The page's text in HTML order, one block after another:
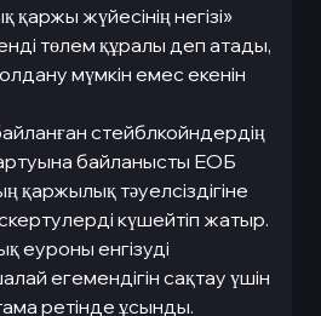
жүйесінің негізі»
төлем құралы деп атады,
мүмкін емес екенін
стейблкойндердің
байланысты ЕОБ
тәуелсіздігіне
күшейтіп жатыр.
еуроны енгізуді
егемендігін сақтау үшін
ретінде ұсынды.